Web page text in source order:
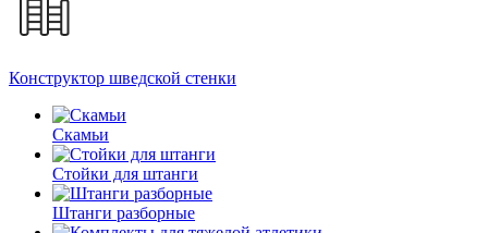
Конструктор шведской стенки
Скамьи
Стойки для штанги
Штанги разборные